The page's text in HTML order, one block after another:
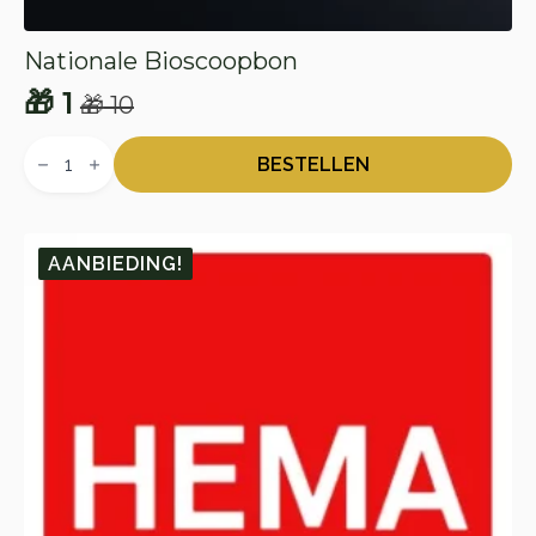
Nationale Bioscoopbon
🎁10
Oorspronkelijke
prijs
🎁 1
Huidige
prijs
Bioscoopbon
BESTELLEN
AANBIEDING!